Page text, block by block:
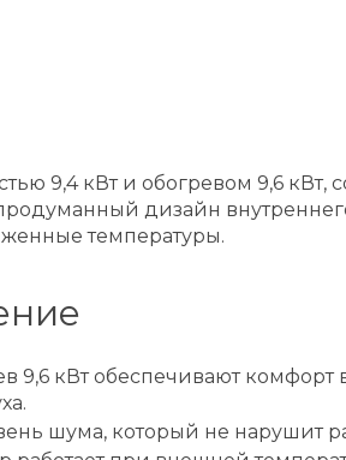
9,4 кВт и обогревом 9,6
дизайн
температуры.
9,6 кВт обеспечивают
шума, который не нарушит